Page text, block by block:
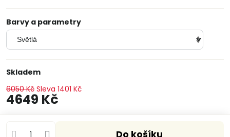
Barvy a parametry
Skladem
6050 Kč Sleva 1401 Kč
4649 Kč
Do košíku